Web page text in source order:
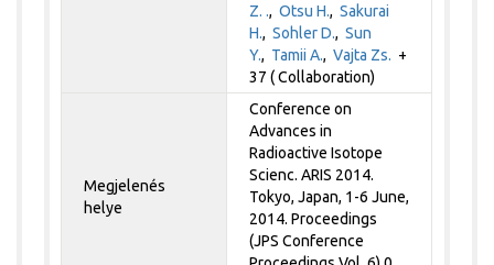
Z. .,Otsu H.,Sakurai
H.,Sohler D.,Sun
Y., Tamii A.,Vajta Zs. +
37 ( Collaboration)
Megjelenés
helye
Conference on
Advances in
Radioactive Isotope
Scienc. ARIS 2014.
Tokyo, Japan, 1-6 June,
2014. Proceedings
(JPS Conference